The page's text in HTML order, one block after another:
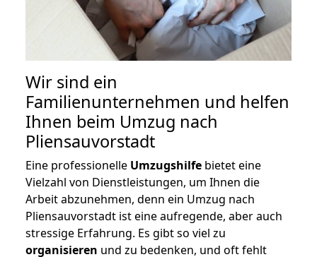
Wir sind ein
Familienunternehmen und helfen
Ihnen beim Umzug nach
Pliensauvorstadt
Eine professionelle Umzugshilfe bietet eine
Vielzahl von Dienstleistungen, um Ihnen die
Arbeit abzunehmen, denn ein Umzug nach
Pliensauvorstadt ist eine aufregende, aber auch
stressige Erfahrung. Es gibt so viel zu
organisieren und zu bedenken, und oft fehlt